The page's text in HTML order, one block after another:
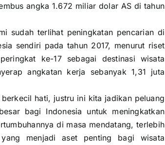
angka 1.672 miliar dolar AS di tahun
sudah terlihat peningkatan pencarian di
sendiri pada tahun 2017, menurut riset
ke-17 sebagai destinasi wisata
angkatan kerja sebanyak 1,31 juta
hati, justru ini kita jadikan peluang
bagi Indonesia untuk meningkatkan
di masa mendatang, terlebih
menjadi aset penting bagi wisata